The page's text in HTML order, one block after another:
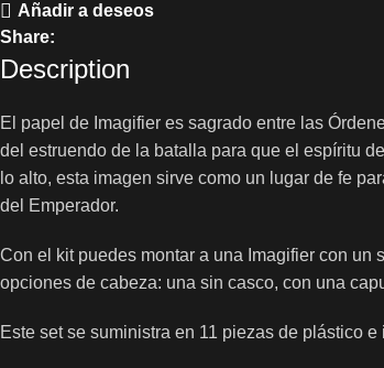
Añadir a deseos
Share:
Description
El papel de Imagifier es sagrado entre las
del estruendo de la batalla para que el espíritu
lo alto, esta imagen sirve como un lugar de fe
del Emperador.
Con el kit puedes montar a una Imagifier con
opciones de cabeza: una sin casco, con una
Este set se suministra en 11 piezas de plástico